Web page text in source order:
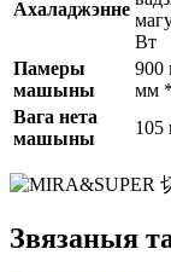
Ахаладжэнне
Вт
Памеры
машыны
900
мм
Вага нета
машыны
105
Звязаныя